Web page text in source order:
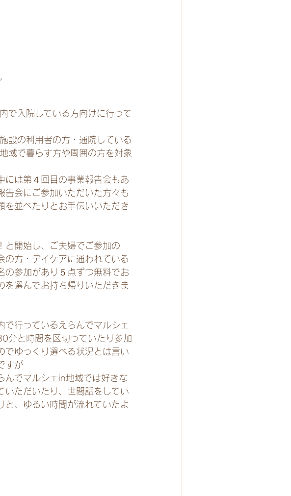
で入院している方向けに行って
設の利用者の方・通院している
域で暮らす方や周囲の方を対象
には第４回目の事業報告会もあ
告会にご参加いただいた方々も
を並べたりとお手伝いいただき
と開始し、ご夫婦でご参加の
の方・デイケアに通われている
の参加があり５点ずつ無料でお
を選んでお持ち帰りいただきま
で行っているえらんでマルシェ
分と時間を区切っていたり参加
でゆっくり選べる状況とは言い
すが
んでマルシェin地域では好きな
いただいたり、世間話をしてい
と、ゆるい時間が流れていたよ